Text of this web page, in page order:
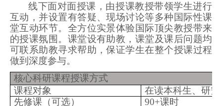
线下面对面授课，由授课教授带领学生进行
互动，并设置有答疑、现场讨论等多种国际性课
堂互动环节。全方位实景体验国际顶尖教授带来
的授课氛围。课堂设有助教，课堂及课后问题均
可联系助教寻求帮助，保证学生在整个授课过程
做到深度参与。
核心科研课程授课方式
课程对象
在读本科生、研究
先修课（可选）
90+课时